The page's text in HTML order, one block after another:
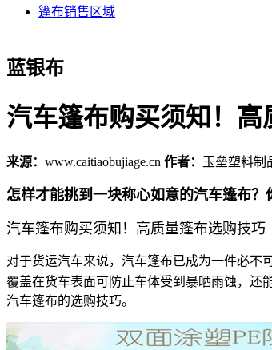
篷布销售区域
蓝银布
汽车篷布购买须知！
来源： www.caitiaobujiage.cn 作者： 玉垒塑料制
怎样才能挑到一块称心如意的汽车篷布？
汽车篷布购买须知！高质量篷布选购技巧
对于货运汽车来说，汽车篷布已成为一件必不
覆盖在货车表面可防止车体受到暴晒雨蚀，还
汽车篷布的选购技巧。